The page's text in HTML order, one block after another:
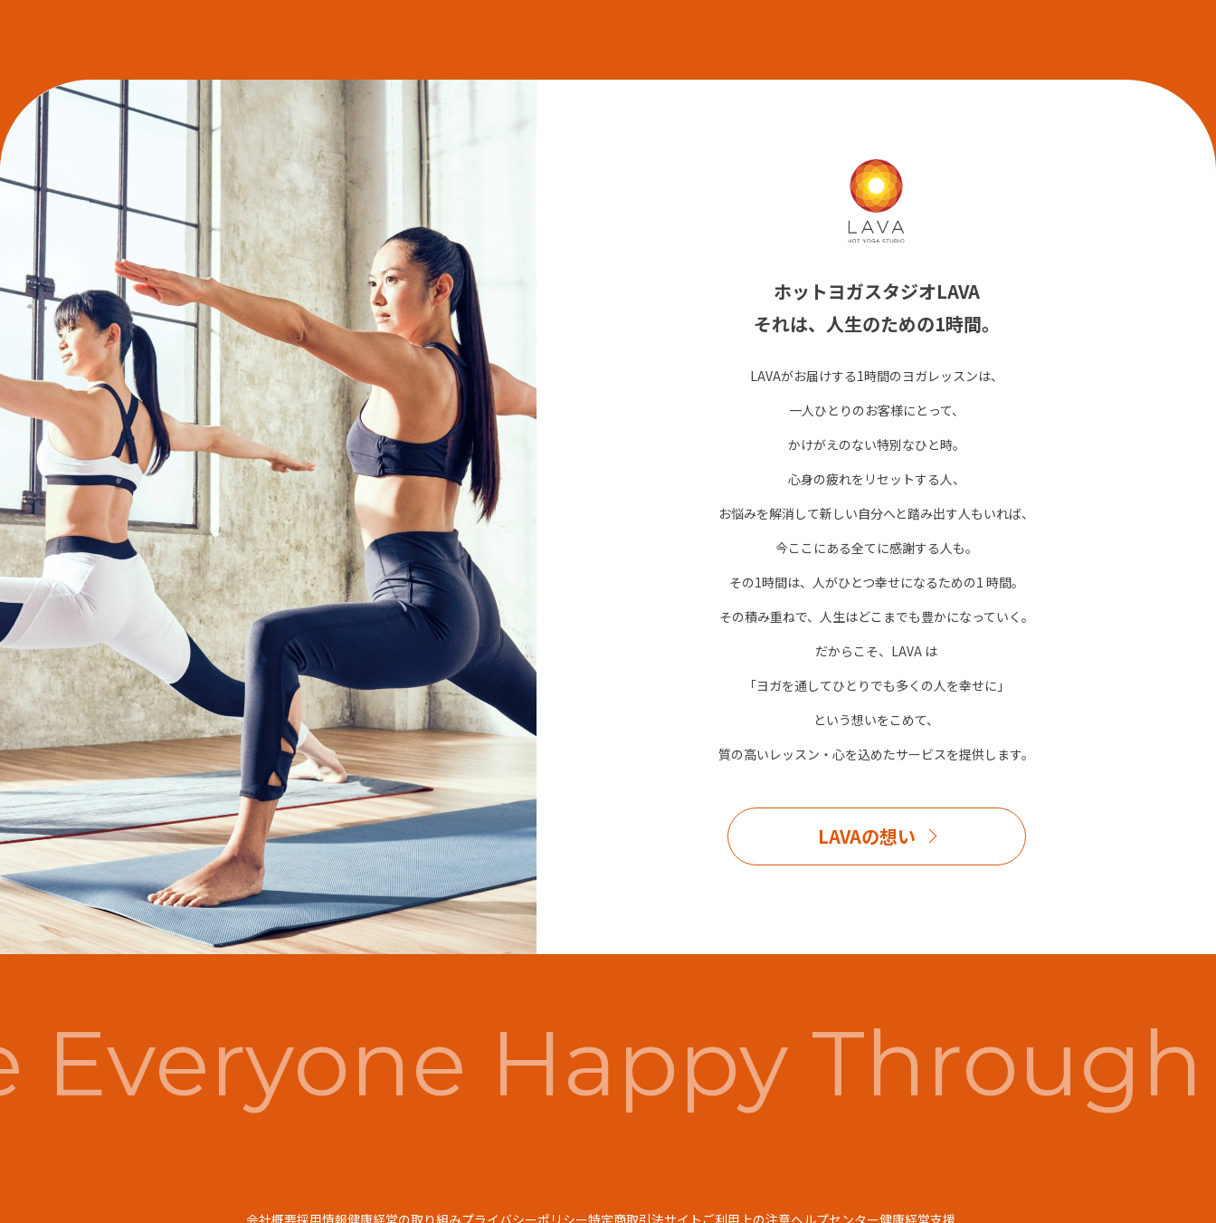
ホットヨガスタジオLAVA
それは、人生のための1時間。
LAVAがお届けする1時間のヨガレッスンは、
一人ひとりのお客様にとって、
かけがえのない特別なひと時。
心身の疲れをリセットする人、
お悩みを解消して新しい自分へと踏み出す人もいれば、
今ここにある全てに感謝する人も。
その1時間は、人がひとつ幸せになるための1 時間。
その積み重ねで、人生はどこまでも豊かになっていく。
だからこそ、LAVA は
「ヨガを通してひとりでも多くの人を幸せに」
という想いをこめて、
質の高いレッスン・心を込めたサービスを提供します。
LAVAの想い
Happy Through
会社概要採用情報健康経営の取り組みプライバシーポリシー特定商取引法サイトご利用上の注意ヘルプセンター健康経営支援